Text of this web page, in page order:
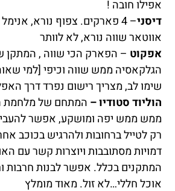
אפילו חובה !
דיסני
– 4 פארקים. צפוף נורא,
אווטאר שווה נורא, לא לוותר
אפקוט – הפארק הכי שווה , המתקן
הגלקאסיה ממש שווה וכיפי [למי
שימו לב, מצריך רישום נפרד דרך
הוליוד סטודיו –
ממש ממש יפה ומושקע, אפשר
רק לטייל ברחובות ולהרגיש בכוכב
דמויות מסתובבות ויוצרות קשר עם
המתקנים בכלל. אפשר לבנות חרבות
אוכל חללי…לא זול. מאוד מומלץ